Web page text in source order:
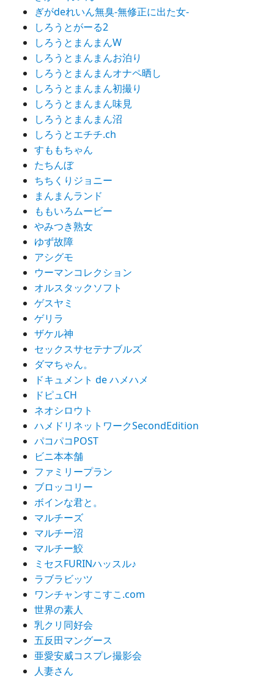
ぎがdeれいん無臭-無修正に出た女-
しろうとがーる2
しろうとまんまんW
しろうとまんまんお泊り
しろうとまんまんオナペ晒し
しろうとまんまん初撮り
しろうとまんまん味見
しろうとまんまん沼
しろうとエチチ.ch
すももちゃん
たちんぼ
ちちくりジョニー
まんまんランド
ももいろムービー
やみつき熟女
ゆず故障
アシグモ
ウーマンコレクション
オルスタックソフト
ゲスヤミ
ゲリラ
ザケル神
セックスサセテナブルズ
ダマちゃん。
ドキュメント de ハメハメ
ドピュCH
ネオシロウト
ハメドリネットワークSecondEdition
パコパコPOST
ビニ本本舗
ファミリープラン
ブロッコリー
ボインな君と。
マルチーズ
マルチー沼
マルチー鮫
ミセスFURINハッスル♪
ラブラビッツ
ワンチャンすこすこ.com
世界の素人
乳クリ同好会
五反田マングース
亜愛安威コスプレ撮影会
人妻さん